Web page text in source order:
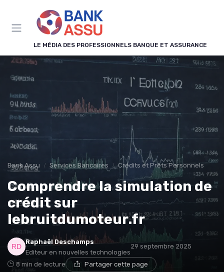
LE MÉDIA DES PROFESSIONNELS BANQUE ET ASSURANCE
Bank Assu Services Bancaires Crédits et Prêts Personnels
Comprendre la simulation de
crédit sur
lebruitdumoteur.fr
Raphaël Deschamps
Editeur en nouvelles technologies
29 septembre 2025
8 min de lecture Partager cette page